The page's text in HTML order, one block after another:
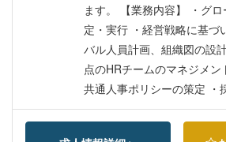
暇/裁判員休暇 ）
ます。 【業務内容】 ・グローバル人事戦略の策
定・実行 ・経営戦略に基づ
バル人員計画、組織図の設
点のHRチームのマネジメ
共通人事ポリシーの策定 ・
人採用・グローバル採用）
ーマン採用のディレクショ